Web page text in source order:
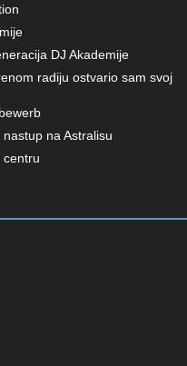
DJ Akademije
radiju ostvario sam svoj
na Astralisu
centru